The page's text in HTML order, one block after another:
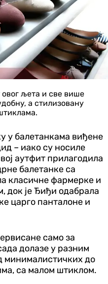
овог љета и све више
а стилизовану
у балетанкама виђене
– иако су носиле
аутфит прилагодила
балетанке са
класичне фармерке и
док је Ђиђи одабрала
царго панталоне и
само за
долазе у разним
минималистичких до
са малом штиклом.